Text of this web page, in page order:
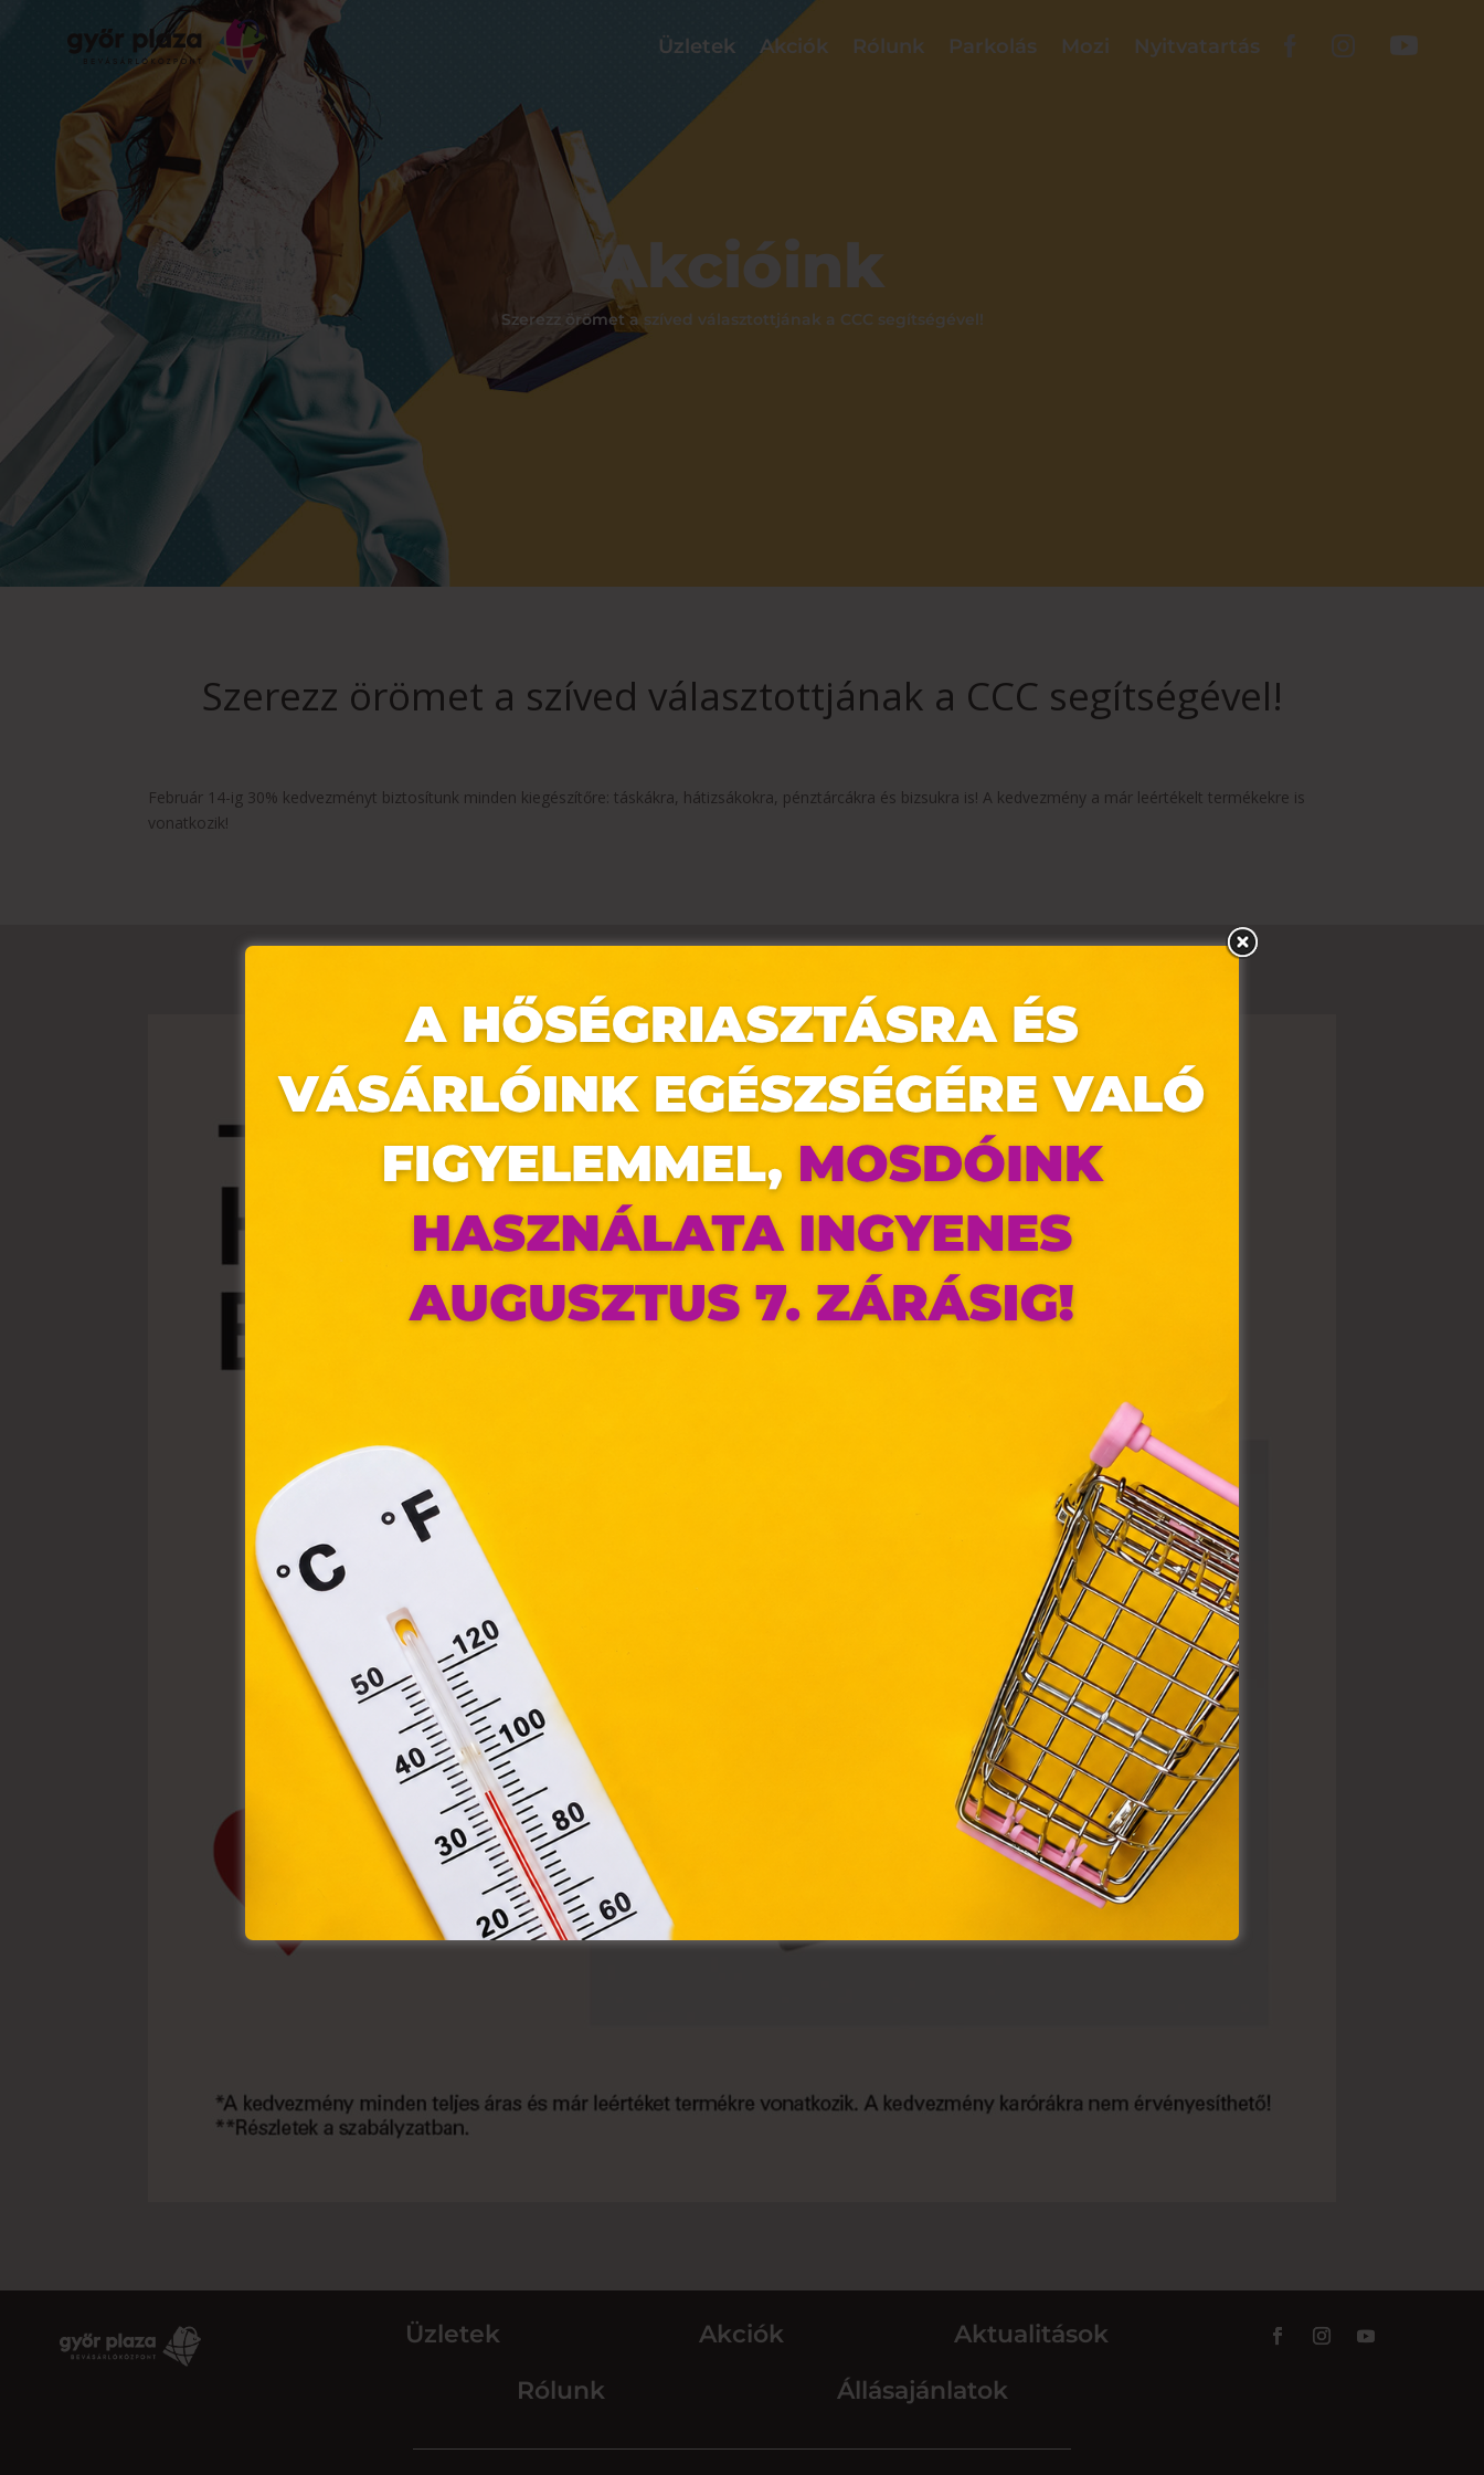
Üzletek Akciók Rólunk Parkolás Mozi Nyitvatartás
Akcióink
Szerezz örömet a szíved választottjának a CCC segítségével!
Szerezz örömet a szíved választottjának a CCC segítségével!
Február 14-ig 30% kedvezményt biztosítunk minden kiegészítőre: táskákra, hátizsákokra, pénztárcákra és bizsukra is! A kedvezmény a már leértékelt termékekre is
vonatkozik!
Üzletek Akciók
Aktualitások
Rólunk
Állásajánlatok
Ez az oldal sütiket használ
Weboldalunkon „cookie"-kat (továbbiakban „süti") alkalmazunk. Ezek olyan
fájlok, melyek információt tárolnak webes böngészőjében. Ehhez az Ön
weblapoknak, melyek az Európai Unió országain belül működnek, a „sütik"
használatához, és ezeknek a felhasználó számítógépén vagy egyéb
eszközén történő tárolásához a felhasználók hozzájárulását kell kérniük.